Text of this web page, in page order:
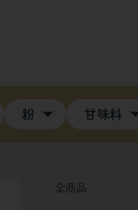
粉 甘味料
全商品